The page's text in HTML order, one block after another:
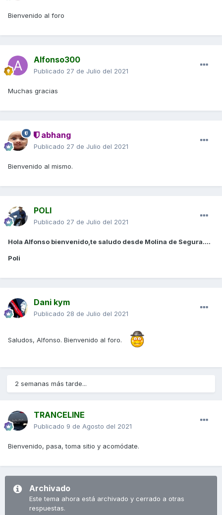
Bienvenido al foro
Alfonso300
Publicado 27 de Julio del 2021
Muchas gracias
abhang
Publicado 27 de Julio del 2021
Bienvenido al mismo.
POLI
Publicado 27 de Julio del 2021
Hola Alfonso bienvenido,te saludo desde Molina de Segura....
Poli
Dani kym
Publicado 28 de Julio del 2021
Saludos, Alfonso. Bienvenido al foro.
2 semanas más tarde...
TRANCELINE
Publicado 9 de Agosto del 2021
Bienvenido, pasa, toma sitio y acomódate.
Archivado
Este tema ahora está archivado y cerrado a otras
respuestas.